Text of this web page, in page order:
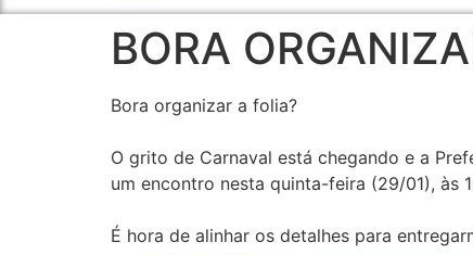
BORA
Bora organizar a folia?
O grito de Carnaval está chegando e a
um encontro nesta quinta-feira (29/01), às
É hora de alinhar os detalhes para